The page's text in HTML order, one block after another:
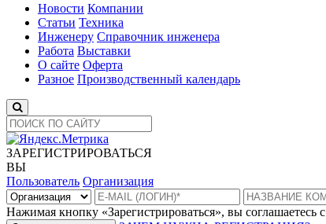
Новости Компании
Статьи Техника
Инженеру Справочник инженера
Работа Выставки
О сайте Оферта
Разное Производственный календарь
ЗАРЕГИСТРИРОВАТЬСЯ
ВЫ
Пользователь Организация
Нажимая кнопку «Зарегистрироваться», вы соглашаетесь с